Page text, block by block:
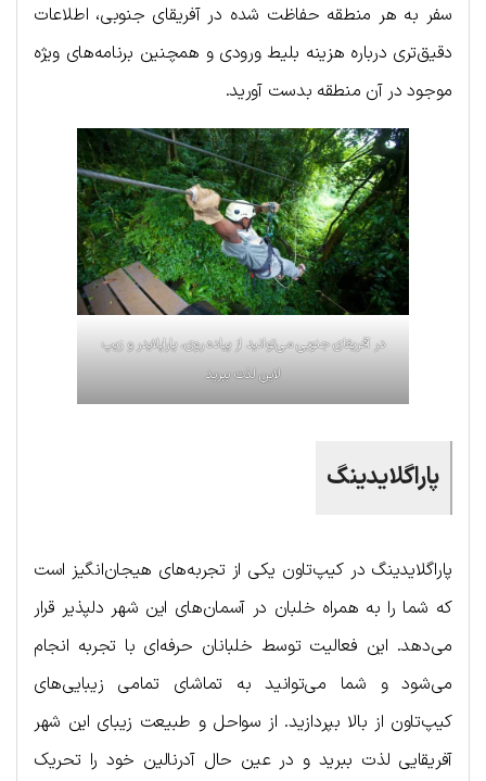
سفر به هر منطقه حفاظت شده در آفریقای جنوبی، اطلاعات
دقیق‌تری درباره هزینه بلیط ورودی و همچنین برنامه‌های ویژه
موجود در آن منطقه بدست آورید.
در آفریقای جنوبی می‌توانید از پیاده روی، پاراپلایدر و زیپ
لاین لذت ببرید
پاراگلایدینگ
پاراگلایدینگ در کیپ‌تاون یکی از تجربه‌های هیجان‌انگیز است
که شما را به همراه خلبان در آسمان‌های این شهر دلپذیر قرار
می‌دهد. این فعالیت توسط خلبانان حرفه‌ای با تجربه انجام
می‌شود و شما می‌توانید به تماشای تمامی زیبایی‌های
کیپ‌تاون از بالا بپردازید. از سواحل و طبیعت زیبای این شهر
آفریقایی لذت ببرید و در عین حال آدرنالین خود را تحریک